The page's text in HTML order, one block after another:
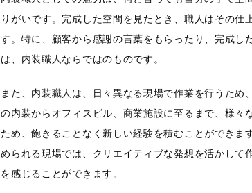
りがいです。完成した空間を見たとき、職人はその仕
す。特に、顧客から感謝の言葉をもらったり、完成し
は、内装職人ならではのものです。
また、内装職人は、日々異なる現場で作業を行うため
の内装からオフィスビル、商業施設に至るまで、様々
ため、飽きることなく新しい経験を積むことができま
められる現場では、クリエイティブな発想を活かして
を感じることができます。